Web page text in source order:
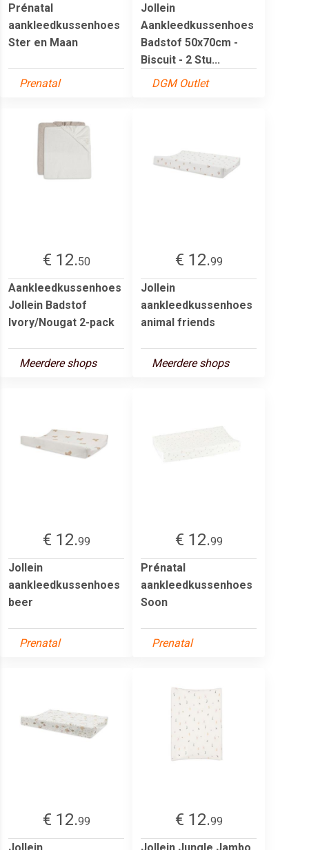
Prénatal
aankleedkussenhoes
Ster en Maan
Prenatal
Jollein
Aankleedkussenhoes
Badstof 50x70cm -
Biscuit - 2 Stu...
DGM Outlet
€ 12.50
Aankleedkussenhoes
Jollein Badstof
Ivory/Nougat 2-pack
Meerdere shops
€ 12.99
Jollein
aankleedkussenhoes
animal friends
Meerdere shops
€ 12.99
Jollein
aankleedkussenhoes
beer
Prenatal
€ 12.99
Prénatal
aankleedkussenhoes
Soon
Prenatal
€ 12.99
€ 12.99